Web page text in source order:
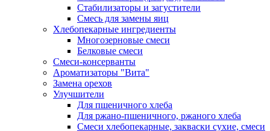
Стабилизаторы и загустители
Смесь для замены яиц
Хлебопекарные ингредиенты
Многозерновые смеси
Белковые смеси
Смеси-консерванты
Ароматизаторы "Вита"
Замена орехов
Улучшители
Для пшеничного хлеба
Для ржано-пшеничного, ржаного хлеба
Смеси хлебопекарные, закваски сухие, смеси